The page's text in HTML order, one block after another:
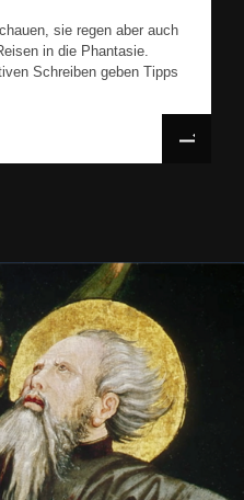
sie regen aber auch
in die Phantasie.
Schreiben geben Tipps